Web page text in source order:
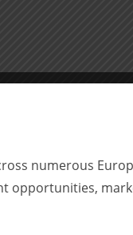
numerous
opportunities,